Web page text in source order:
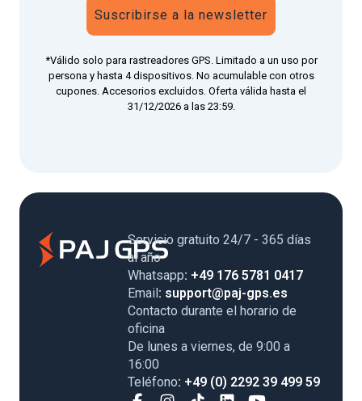
Suscribirse a la newsletter
*Válido solo para rastreadores GPS. Limitado a un uso por
persona y hasta 4 dispositivos. No acumulable con otros
cupones. Accesorios excluidos. Oferta válida hasta el
31/12/2026 a las 23:59.
Servicio gratuito 24/7 - 365 días
al año
Whatsapp: +49 176 5781 0417
Email : support@paj-gps.es
Contacto durante el horario de
oficina
De lunes a viernes, de 9:00 a
16:00
Teléfono: +49 (0) 2292 39 499 59